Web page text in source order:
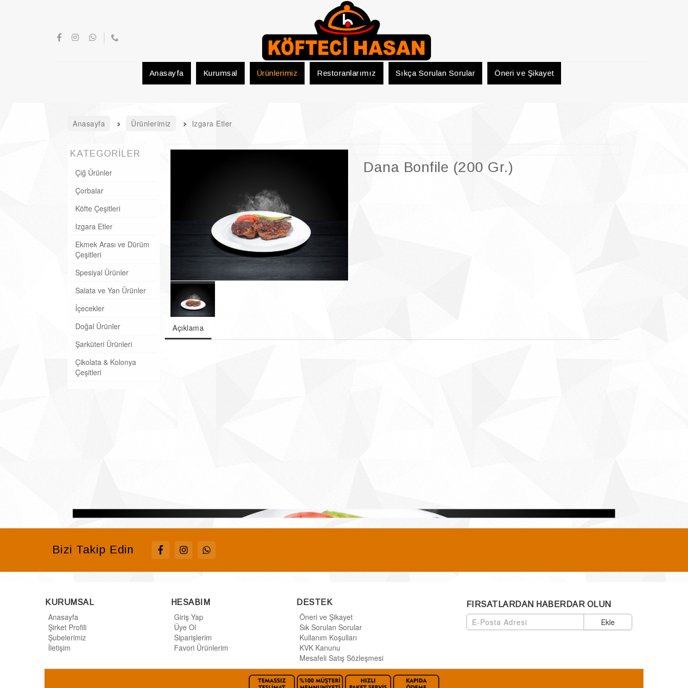
Anasayfa Kurumsal Ürünlerimiz Restoranlarımız Sıkça Sorulan Sorular Öneri ve Şikayet
Anasayfa Ürünlerimiz Izgara Etler
KATEGORİLER
Çiğ Ürünler
Çorbalar
Köfte Çeşitleri
Izgara Etler
Ekmek Arası ve Dürüm
Çeşitleri
Spesiyal Ürünler
Salata ve Yan Ürünler
İçecekler
Doğal Ürünler
Şarküteri Ürünleri
Çikolata & Kolonya
Çeşitleri
Dana Bonfile (200 Gr.)
Açıklama
Bizi Takip Edin
KURUMSAL
Anasayfa
Şirket Profili
Şubelerimiz
İletişim
HESABIM
Giriş Yap
Üye Ol
Siparişlerim
Favori Ürünlerim
DESTEK
Öneri ve Şikayet
Sık Sorulan Sorular
Kullanım Koşulları
KVK Kanunu
Mesafeli Satış Sözleşmesi
FIRSATLARDAN HABERDAR OLUN
Ekle